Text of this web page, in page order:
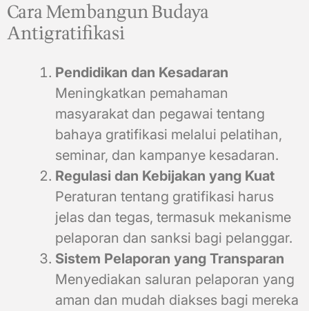
Cara Membangun Budaya
Antigratifikasi
Pendidikan dan Kesadaran
Meningkatkan pemahaman
masyarakat dan pegawai tentang
bahaya gratifikasi melalui pelatihan,
seminar, dan kampanye kesadaran.
Regulasi dan Kebijakan yang Kuat
Peraturan tentang gratifikasi harus
jelas dan tegas, termasuk mekanisme
pelaporan dan sanksi bagi pelanggar.
Sistem Pelaporan yang Transparan
Menyediakan saluran pelaporan yang
aman dan mudah diakses bagi mereka